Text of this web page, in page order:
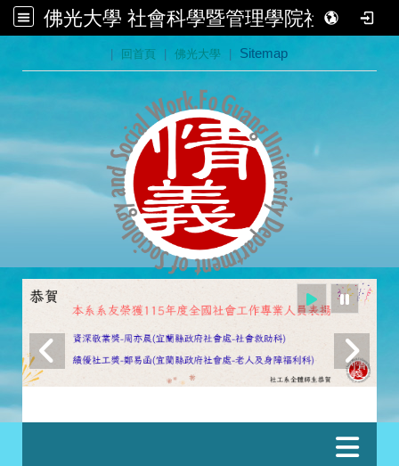
佛光大學 社會科學暨管理學院社會學系
| 回首頁 | 佛光大學 | Sitemap